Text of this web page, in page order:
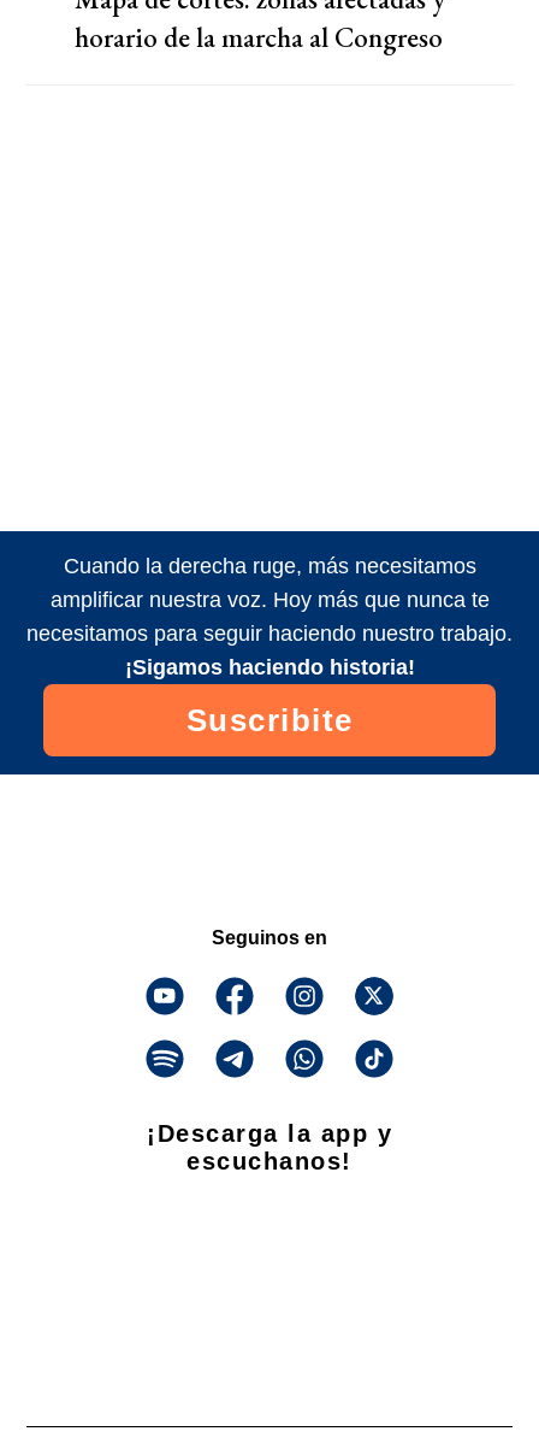
horario de la marcha al Congreso
Cuando la derecha ruge, más necesitamos
amplificar nuestra voz. Hoy más que nunca te
necesitamos para seguir haciendo nuestro trabajo.
¡Sigamos haciendo historia!
Suscribite
Seguinos en
¡Descarga la app y
escuchanos!